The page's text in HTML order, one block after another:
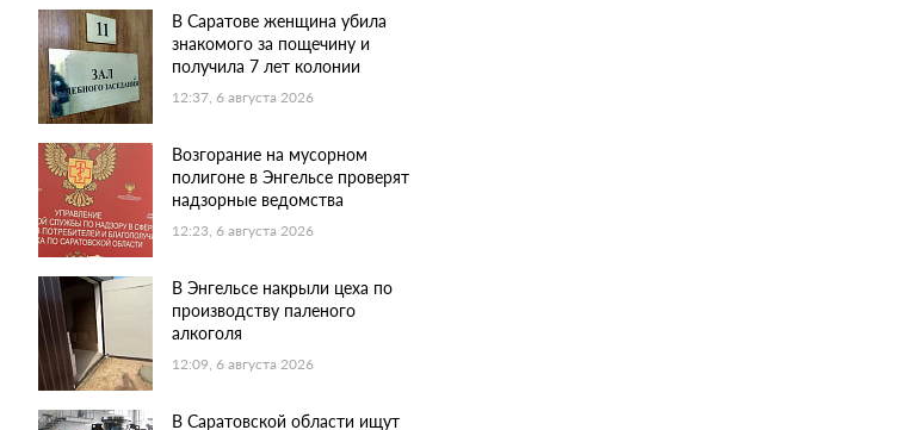
В Саратове женщина убила
знакомого за пощечину и
получила 7 лет колонии
12:37, 6 августа 2026
Возгорание на мусорном
полигоне в Энгельсе проверят
надзорные ведомства
12:23, 6 августа 2026
В Энгельсе накрыли цеха по
производству паленого
алкоголя
12:09, 6 августа 2026
В Саратовской области ищут